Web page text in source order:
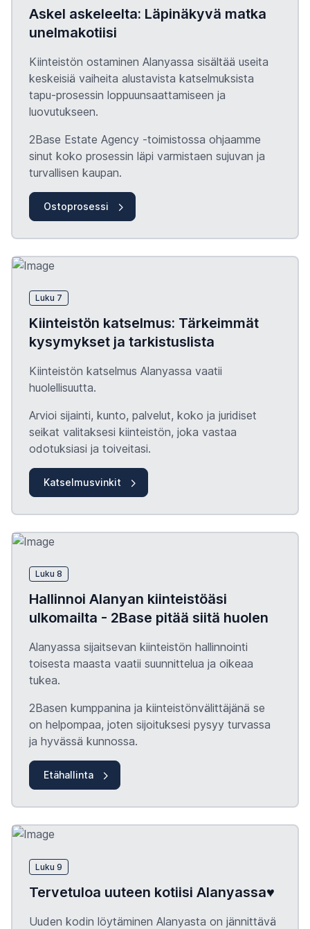
Askel askeleelta: Läpinäkyvä matka
unelmakotiisi
Kiinteistön ostaminen Alanyassa sisältää useita
keskeisiä vaiheita alustavista katselmuksista
tapu-prosessin loppuunsaattamiseen ja
luovutukseen.
2Base Estate Agency -toimistossa ohjaamme
sinut koko prosessin läpi varmistaen sujuvan ja
turvallisen kaupan.
Ostoprosessi
Luku 7
Kiinteistön katselmus: Tärkeimmät
kysymykset ja tarkistuslista
Kiinteistön katselmus Alanyassa vaatii
huolellisuutta.
Arvioi sijainti, kunto, palvelut, koko ja juridiset
seikat valitaksesi kiinteistön, joka vastaa
odotuksiasi ja toiveitasi.
Katselmusvinkit
Luku 8
Hallinnoi Alanyan kiinteistöäsi
ulkomailta - 2Base pitää siitä huolen
Alanyassa sijaitsevan kiinteistön hallinnointi
toisesta maasta vaatii suunnittelua ja oikeaa
tukea.
2Basen kumppanina ja kiinteistönvälittäjänä se
on helpompaa, joten sijoituksesi pysyy turvassa
ja hyvässä kunnossa.
Etähallinta
Luku 9
Tervetuloa uuteen kotiisi Alanyassa♥️
Uuden kodin löytäminen Alanyasta on jännittävä